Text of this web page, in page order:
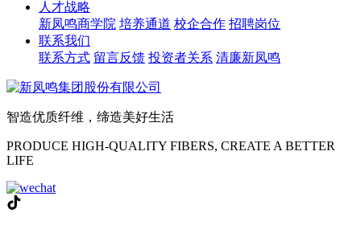
人才战略
新凤鸣商学院 培养通道 校企合作 招聘岗位
联系我们
联系方式 留言反馈 投资者关系 清廉新凤鸣
智造优质纤维，缔造美好生活
PRODUCE HIGH-QUALITY FIBERS, CREATE A BETTER
LIFE